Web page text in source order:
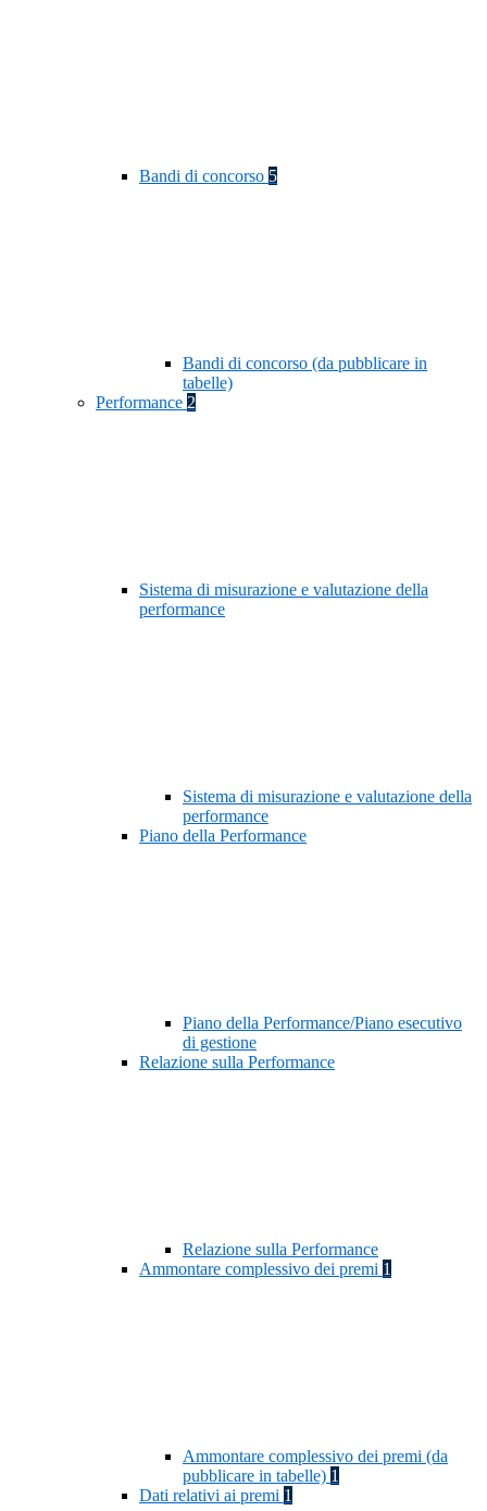
Bandi di concorso 5
Bandi di concorso (da pubblicare in
tabelle)
Performance 2
Sistema di misurazione e valutazione della
performance
Sistema di misurazione e valutazione della
performance
Piano della Performance
Piano della Performance/Piano esecutivo
di gestione
Relazione sulla Performance
Relazione sulla Performance
Ammontare complessivo dei premi 1
Ammontare complessivo dei premi (da
pubblicare in tabelle) 1
Dati relativi ai premi 1